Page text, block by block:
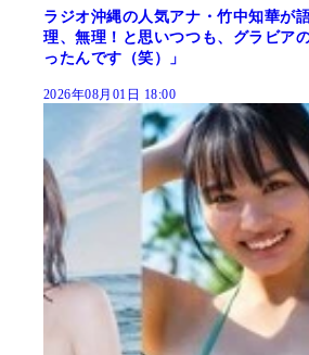
ラジオ沖縄の人気アナ・竹中知華が
理、無理！と思いつつも、グラビア
ったんです（笑）」
2026年08月01日 18:00